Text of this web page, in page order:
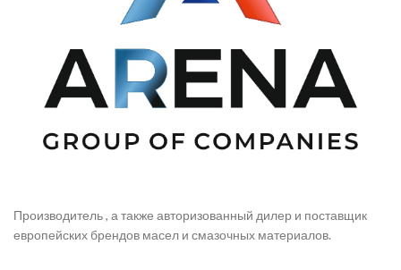
Производитель , а также авторизованный дилер и поставщик
европейских брендов масел и смазочных материалов.